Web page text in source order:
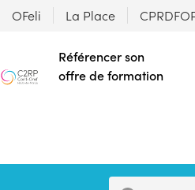
OFeli La Place
Référencer son
offre de formation
Formation